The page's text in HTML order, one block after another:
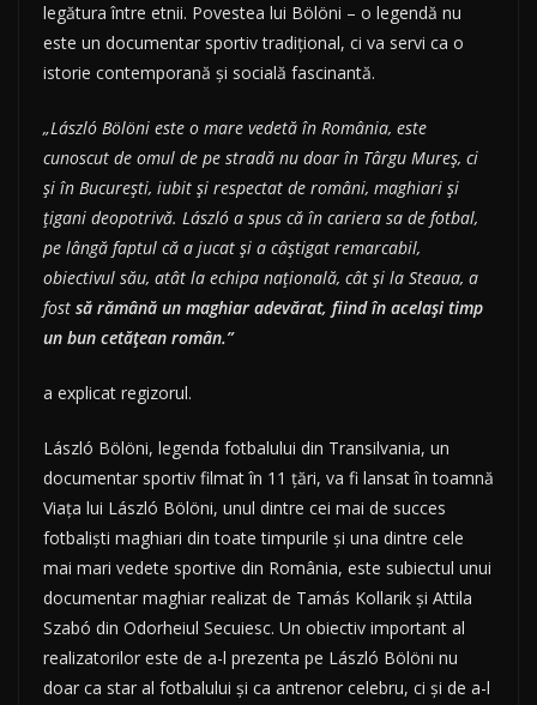
legătura între etnii. Povestea lui Bölöni – o legendă nu
este un documentar sportiv tradițional, ci va servi ca o
istorie contemporană și socială fascinantă.
„László Bölöni este o mare vedetă în România, este
cunoscut de omul de pe stradă nu doar în Târgu Mureș, ci
și în București, iubit și respectat de români, maghiari și
țigani deopotrivă. László a spus că în cariera sa de fotbal,
pe lângă faptul că a jucat și a câștigat remarcabil,
obiectivul său, atât la echipa națională, cât și la Steaua, a
fost să rămână un maghiar adevărat, fiind în același timp
un bun cetățean român.”
a explicat regizorul.
László Bölöni, legenda fotbalului din Transilvania, un
documentar sportiv filmat în 11 țări, va fi lansat în toamnă
Viața lui László Bölöni, unul dintre cei mai de succes
fotbaliști maghiari din toate timpurile și una dintre cele
mai mari vedete sportive din România, este subiectul unui
documentar maghiar realizat de Tamás Kollarik și Attila
Szabó din Odorheiul Secuiesc. Un obiectiv important al
realizatorilor este de a-l prezenta pe László Bölöni nu
doar ca star al fotbalului și ca antrenor celebru, ci și de a-l